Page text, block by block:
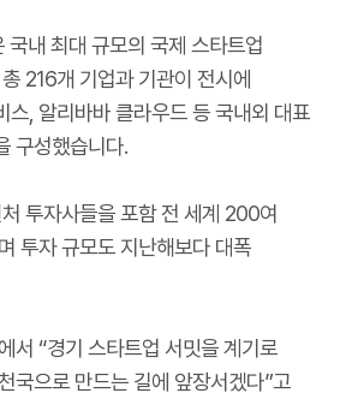
국내 최대 규모의 국제 스타트업
216개 기업과 기관이 전시에
스, 알리바바 클라우드 등 국내외 대표
구성했습니다.
투자사들을 포함 전 세계 200여
투자 규모도 지난해보다 대폭
서 “경기 스타트업 서밋을 계기로
국으로 만드는 길에 앞장서겠다”고